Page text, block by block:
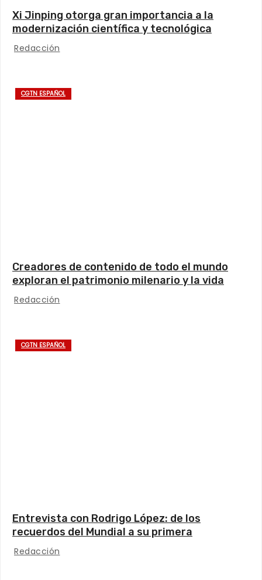
Xi Jinping otorga gran importancia a la
modernización científica y tecnológica
Redacción
CGTN ESPAÑOL
Creadores de contenido de todo el mundo
exploran el patrimonio milenario y la vida
moderna de Xinjiang
Redacción
CGTN ESPAÑOL
Entrevista con Rodrigo López: de los
recuerdos del Mundial a su primera
experiencia en China
Redacción